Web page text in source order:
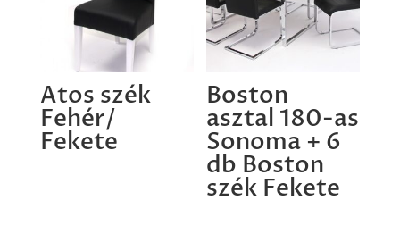
Atos szék
Fehér/
Fekete
Boston
asztal 180-as
Sonoma + 6
db Boston
szék Fekete